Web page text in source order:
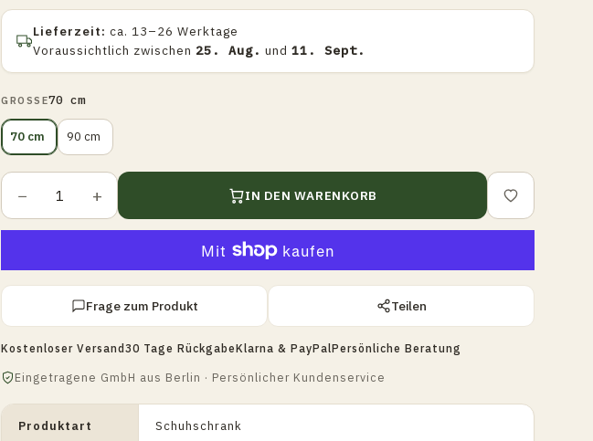
Lieferzeit: ca. 13–26 Werktage
Voraussichtlich zwischen 25. Aug. und 11. Sept.
GROSSE70 cm
70 cm 90 cm
− + IN DEN WARENKORB
Frage zum Produkt Teilen
Kostenloser Versand 30 Tage RückgabeKlarna & PayPalPersönliche Beratung
Eingetragene GmbH aus Berlin · Persönlicher Kundenservice
Produktart Schuhschrank